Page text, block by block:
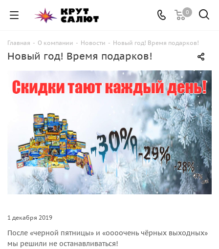
0
Главная - О компании - Новости - Новый год! Время подарков!
Новый год! Время подарков!
1 декабря 2019
После «черной пятницы» и «оооочень чёрных выходных»
мы решили не останавливаться!